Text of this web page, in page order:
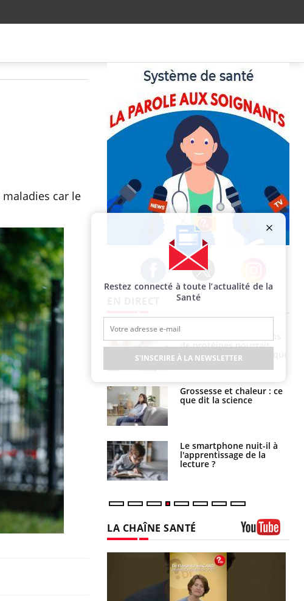
car le
Facebook Twitter Instagram
votre ventre
gâche-t-il les premiers
de vos vacances ?
chaleurs :
le risque de
grimpe-t-il ?
Viagra pourrait-il
la propagation du
?
de protéines pourrait
finalement être bénéfique
Grossesse et chaleur : ce
que dit la science
Le smartphone nuit-il à
l'apprentissage de la
lecture ?
LA CHAÎNE SANTÉ
Restez connecté à toute l’actualité de la
Santé
S'INSCRIRE À LA NEWSLETTER